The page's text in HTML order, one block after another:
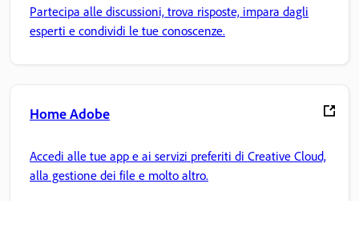
Partecipa alle discussioni, trova risposte, impara dagli
esperti e condividi le tue conoscenze.
Home Adobe
Accedi alle tue app e ai servizi preferiti di Creative Cloud,
alla gestione dei file e molto altro.